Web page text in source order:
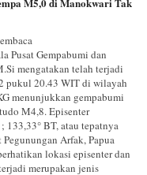
Pusat Gempabumi dan
mengatakan telah terjadi
pukul 20.43 WIT di wilayah
menunjukkan gempabumi
M4,8. Episenter
133,33° BT, atau tepatnya
Arfak, Papua
lokasi episenter dan
merupakan jenis